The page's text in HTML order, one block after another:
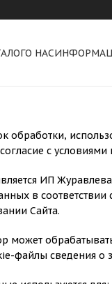
О НАС
обработки,
с
ИП
в
Сайта.
может
файлы сведения